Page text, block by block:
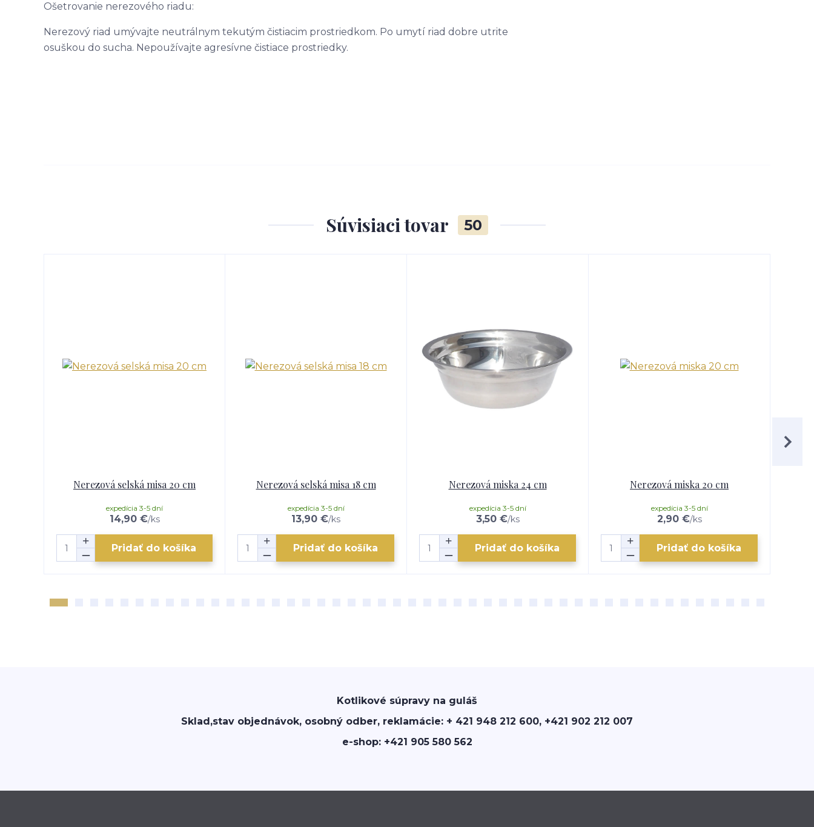
Ošetrovanie nerezového riadu:
Nerezový riad umývajte neutrálnym tekutým čistiacim prostriedkom. Po umytí riad dobre utrite
osuškou do sucha. Nepoužívajte agresívne čistiace prostriedky.
Súvisiaci tovar 50
Nerezová selská misa 20 cm
14,90 €/ks
expedícia 3-5 dní
Pridať do košíka
Nerezová selská misa 18 cm
13,90 €/ks
expedícia 3-5 dní
Pridať do košíka
Nerezová miska 24 cm
3,50 €/ks
expedícia 3-5 dní
Pridať do košíka
Nerezová miska 20 cm
2,90 €/ks
expedícia 3-5 dní
Pridať do košíka
Kotlikové súpravy na guláš
Sklad,stav objednávok, osobný odber, reklamácie: + 421 948 212 600, +421 902 212 007
e-shop: +421 905 580 562